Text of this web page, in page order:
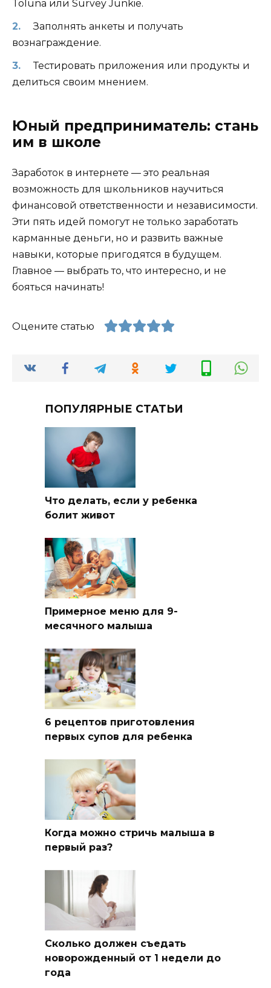
Toluna или Survey Junkie.
Заполнять анкеты и получать
вознаграждение.
Тестировать приложения или продукты и
делиться своим мнением.
Юный предприниматель: стань
им в школе
Заработок в интернете — это реальная
возможность для школьников научиться
финансовой ответственности и независимости.
Эти пять идей помогут не только заработать
карманные деньги, но и развить важные
навыки, которые пригодятся в будущем.
Главное — выбрать то, что интересно, и не
бояться начинать!
Оцените статью
ПОПУЛЯРНЫЕ СТАТЬИ
Что делать, если у ребенка
болит живот
Примерное меню для 9-
месячного малыша
6 рецептов приготовления
первых супов для ребенка
Когда можно стричь малыша в
первый раз?
Сколько должен съедать
новорожденный от 1 недели до
года